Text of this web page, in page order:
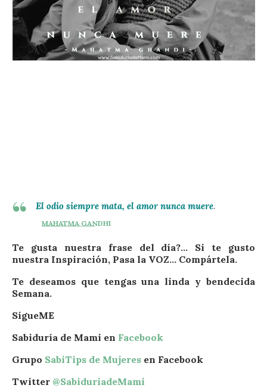
El odio siempre mata, el amor nunca muere.
MAHATMA GANDHI
Te gusta nuestra frase del día?… Si te gusto
nuestra Inspiración, Pasa la VOZ… Compártela.
Te deseamos que tengas una linda y bendecida
Semana.
SígueME
Sabiduría de Mami en Facebook
Grupo SabiTips de Mujeres en Facebook
Twitter @SabiduriadeMami